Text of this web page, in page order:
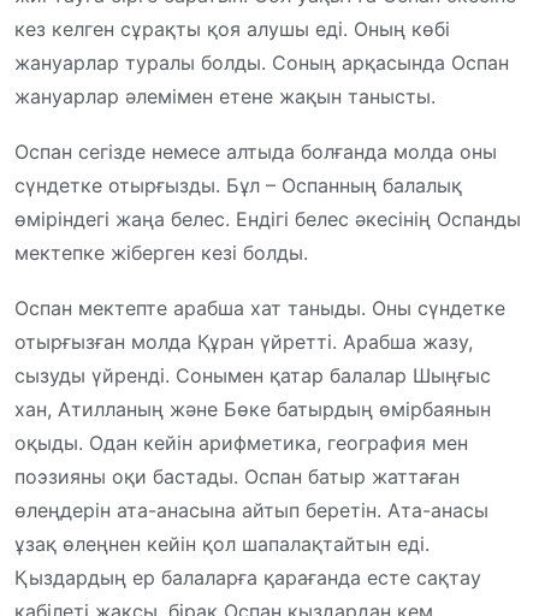
кез келген сұрақты қоя алушы еді. Оның көбі
жануарлар туралы болды. Соның арқасында Оспан
жануарлар әлемімен етене жақын танысты.
Оспан сегізде немесе алтыда болғанда молда оны
сүндетке отырғызды. Бұл – Оспанның балалық
өміріндегі жаңа белес. Ендігі белес әкесінің Оспанды
мектепке жіберген кезі болды.
Оспан мектепте арабша хат таныды. Оны сүндетке
отырғызған молда Құран үйретті. Арабша жазу,
сызуды үйренді. Сонымен қатар балалар Шыңғыс
хан, Атилланың және Бөке батырдың өмірбаянын
оқыды. Одан кейін арифметика, география мен
поэзияны оқи бастады. Оспан батыр жаттаған
өлеңдерін ата-анасына айтып беретін. Ата-анасы
ұзақ өлеңнен кейін қол шапалақтайтын еді.
Қыздардың ер балаларға қарағанда есте сақтау
қабілеті жақсы, бірақ Оспан қыздардан кем